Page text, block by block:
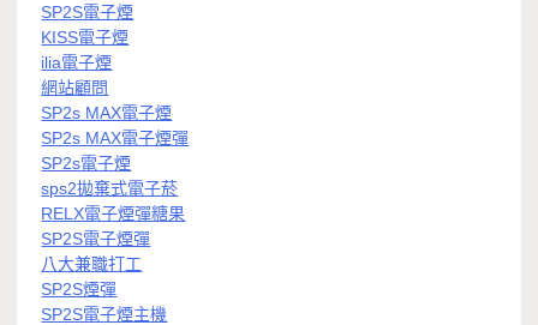
SP2S電子煙
KISS電子煙
ilia電子煙
網站顧問
SP2s MAX電子煙
SP2s MAX電子煙彈
SP2s電子煙
sps2拋棄式電子菸
RELX電子煙彈糖果
SP2S電子煙彈
八大兼職打工
SP2S煙彈
SP2S電子煙主機